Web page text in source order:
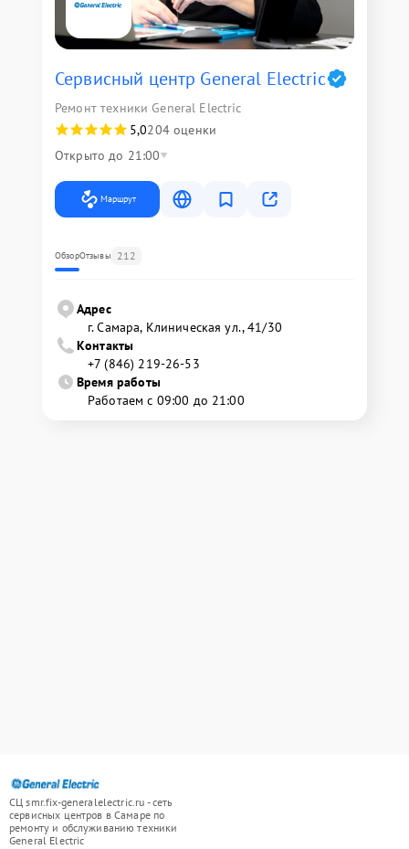
Сервисный центр General Electric
Ремонт техники General Electric
5,0204 оценки
Открыто до 21:00
Маршрут
ОбзорОтзывы 212
Адрес
г. Самара, Клиническая ул., 41/30
Контакты
+7 (846) 219-26-53
Время работы
Работаем с 09:00 до 21:00
СЦ smr.fix-generalelectric.ru - сеть
сервисных центров в Самаре по
ремонту и обслуживанию техники
General Electric